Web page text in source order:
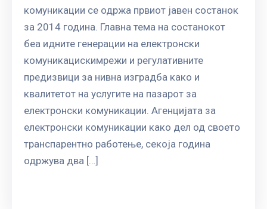
комуникации се одржа првиот јавен состанок
за 2014 година. Главна тема на состанокот
беа идните генерации на електронски
комуникацискимрежи и регулативните
предизвици за нивна изградба како и
квалитетот на услугите на пазарот за
електронски комуникации. Агенцијата за
електронски комуникации како дел од своето
транспарентно работење, секоја година
одржува два […]